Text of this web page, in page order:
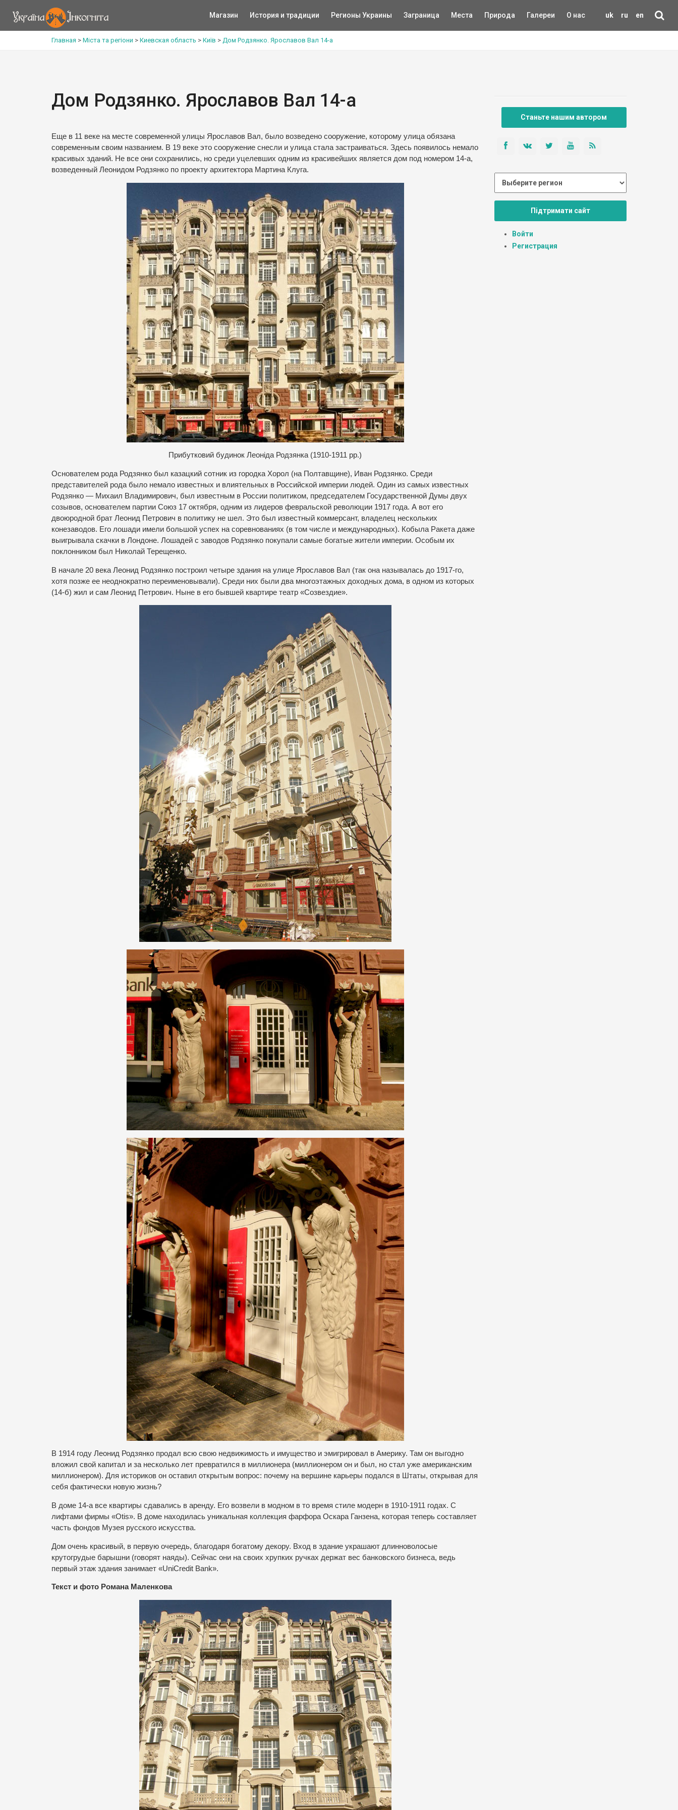
uk ru en
Магазин История и традиции Регионы Украины Заграница Места Природа Галереи О нас
Главная > Міста та регіони > Киевская область > Київ > Дом Родзянко. Ярославов Вал 14-а
Дом Родзянко. Ярославов Вал 14-а
Еще в 11 веке на месте современной улицы Ярославов Вал, было возведено сооружение, которому улица обязана
современным своим названием. В 19 веке это сооружение снесли и улица стала застраиваться. Здесь появилось немало
красивых зданий. Не все они сохранились, но среди уцелевших одним из красивейших является дом под номером 14-а,
возведенный Леонидом Родзянко по проекту архитектора Мартина Клуга.
Прибутковий будинок Леоніда Родзянка (1910-1911 рр.)
Основателем рода Родзянко был казацкий сотник из городка Хорол (на Полтавщине), Иван Родзянко. Среди
представителей рода было немало известных и влиятельных в Российской империи людей. Один из самых известных
Родзянко — Михаил Владимирович, был известным в России политиком, председателем Государственной Думы двух
созывов, основателем партии Союз 17 октября, одним из лидеров февральской революции 1917 года. А вот его
двоюродной брат Леонид Петрович в политику не шел. Это был известный коммерсант, владелец нескольких
конезаводов. Его лошади имели большой успех на соревнованиях (в том числе и международных). Кобыла Ракета даже
выигрывала скачки в Лондоне. Лошадей с заводов Родзянко покупали самые богатые жители империи. Особым их
поклонником был Николай Терещенко.
В начале 20 века Леонид Родзянко построил четыре здания на улице Ярославов Вал (так она называлась до 1917-го,
хотя позже ее неоднократно переименовывали). Среди них были два многоэтажных доходных дома, в одном из которых
(14-б) жил и сам Леонид Петрович. Ныне в его бывшей квартире театр «Созвездие».
В 1914 году Леонид Родзянко продал всю свою недвижимость и имущество и эмигрировал в Америку. Там он выгодно
вложил свой капитал и за несколько лет превратился в миллионера (миллионером он и был, но стал уже американским
миллионером). Для историков он оставил открытым вопрос: почему на вершине карьеры подался в Штаты, открывая для
себя фактически новую жизнь?
В доме 14-а все квартиры сдавались в аренду. Его возвели в модном в то время стиле модерн в 1910-1911 годах. С
лифтами фирмы «Otis». В доме находилась уникальная коллекция фарфора Оскара Ганзена, которая теперь составляет
часть фондов Музея русского искусства.
Дом очень красивый, в первую очередь, благодаря богатому декору. Вход в здание украшают длинноволосые
крутогрудые барышни (говорят наяды). Сейчас они на своих хрупких ручках держат вес банковского бизнеса, ведь
первый этаж здания занимает «UniCredit Bank».
Текст и фото Романа Маленкова
Станьте нашим автором
Підтримати сайт
Войти
Регистрация